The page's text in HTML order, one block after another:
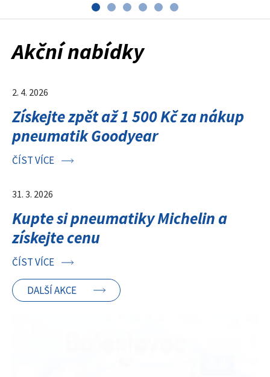
Akční nabídky
Získejte zpět až 1 500 Kč za nákup
pneumatik Goodyear
2. 4. 2026
ČÍST VÍCE
Kupte si pneumatiky Michelin a
získejte cenu
31. 3. 2026
ČÍST VÍCE
DALŠÍ AKCE